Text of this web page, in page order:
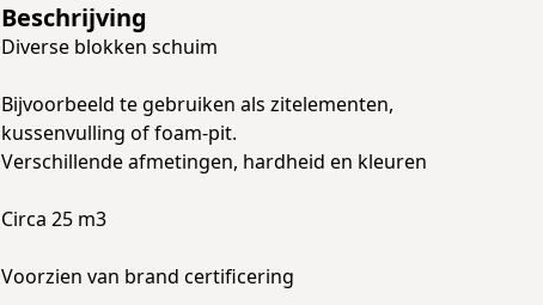
Beschrijving
Diverse blokken schuim
Bijvoorbeeld te gebruiken als zitelementen,
kussenvulling of foam-pit.
Verschillende afmetingen, hardheid en kleuren
Circa 25 m3
Voorzien van brand certificering